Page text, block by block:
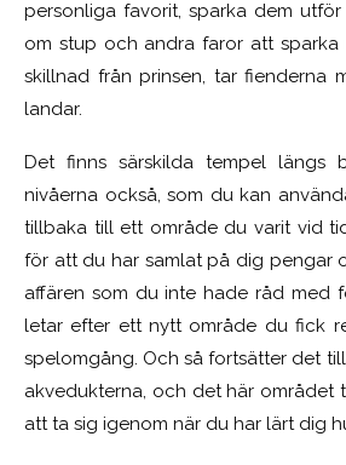
personliga favorit, sparka dem
om stup och andra faror att
skillnad från prinsen, tar fienderna
landar.
Det finns särskilda tempel längs
nivåerna också, som du kan
tillbaka till ett område du varit vid
för att du har samlat på dig pengar
affären som du inte hade råd med
letar efter ett nytt område du fick
spelomgång. Och så fortsätter det
akvedukterna, och det här området
att ta sig igenom när du har lärt dig